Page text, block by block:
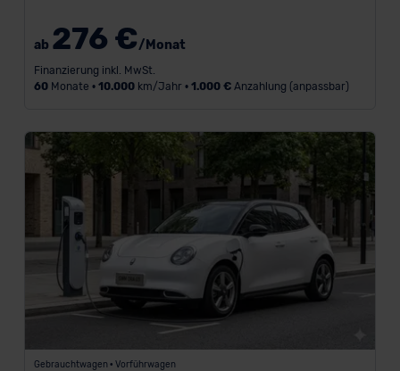
ab 276 €/Monat
Finanzierung inkl. MwSt.
60Monate • 10.000km/Jahr • 1.000 €Anzahlung (anpassbar)
Gebrauchtwagen • Vorführwagen